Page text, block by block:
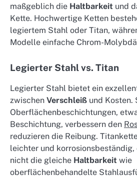
maßgeblich die Haltbarkeit und
Kette. Hochwertige Ketten
legiertem Stahl oder Titan,
Modelle einfache Chrom-
Legierter Stahl vs. Titan
Legierter Stahl bietet ein
zwischen Verschleiß und Kosten.
Oberflächenbeschichtungen,
Beschichtung, verbessern den
reduzieren die Reibung.
leichter und
nicht die gleiche Haltbarkeit wie
oberflächenbehandelte